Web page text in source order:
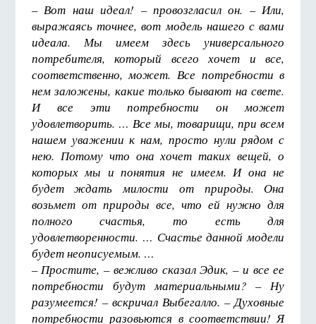
– Вот наш идеал! – провозгласил он. – Или,
выражаясь точнее, вот модель нашего с вами
идеала. Мы имеем здесь универсального
потребителя, который всего хочет и все,
соответственно, может. Все потребности в
нем заложены, какие только бывают на свете.
И все эти потребности он может
удовлетворить. … Все мы, товарищи, при всем
нашем уважении к нам, просто нули рядом с
нею. Потому что она хочет таких вещей, о
которых мы и понятия не имеем. И она не
будет ждать милости от природы. Она
возьмет от природы все, что ей нужно для
полного счастья, то есть для
удовлетворенности. … Счастье данной модели
будет неописуемым. …
– Простите, – вежливо сказал Эдик, – и все ее
потребности будут материальными? – Ну
разумеется! – вскричал Выбегалло. – Духовные
потребности разовьются в соответствии! Я